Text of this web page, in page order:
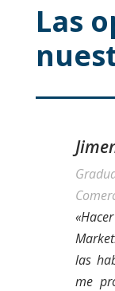
Las
las
me